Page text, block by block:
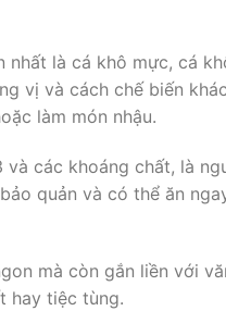
nhất là cá khô mực, cá
vị và cách chế biến
làm món nhậu.
các khoáng chất, là
quản và có thể ăn
mà còn gắn liền với
hay tiệc tùng.